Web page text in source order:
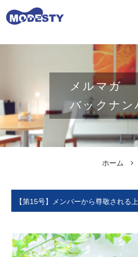
メルマガ
バックナン
ホーム
【第15号】メンバーから尊敬される